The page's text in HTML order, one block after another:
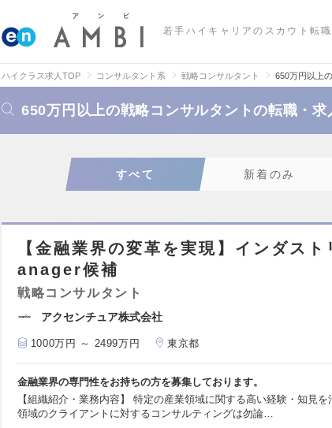
若手ハイキャリアのスカウト転職
ハイクラス求人TOP コンサルタント系 戦略コンサルタント 650万円以上
650万円以上の戦略コンサルタントの転職・求
すべて 新着のみ
【金融業界の変革を実現】インダス
anager候補
戦略コンサルタント
アクセンチュア株式会社
1000万円 ～ 2499万円 東京都
金融業界の専門性をお持ちの方を募集しております。
【組織紹介・業務内容】 特定の産業領域に関する高い経験・知見
領域のクライアントに対するコンサルティングは勿論…